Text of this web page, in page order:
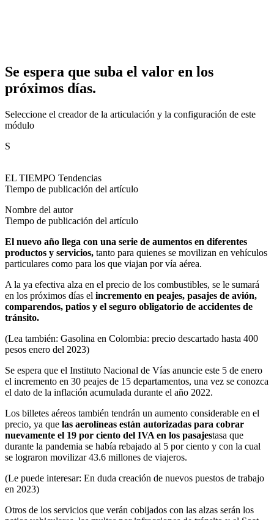
Se espera que suba el valor en los
próximos días.
Seleccione el creador de la articulación y la configuración de este
módulo
S
EL TIEMPO Tendencias
Tiempo de publicación del artículo
Nombre del autor
Tiempo de publicación del artículo
El nuevo año llega con una serie de aumentos en diferentes
productos y servicios, tanto para quienes se movilizan en vehículos
particulares como para los que viajan por vía aérea.
A la ya efectiva alza en el precio de los combustibles, se le sumará
en los próximos días el incremento en peajes, pasajes de avión,
comparendos, patios y el seguro obligatorio de accidentes de
tránsito.
(Lea también: Gasolina en Colombia: precio descartado hasta 400
pesos enero del 2023)
Se espera que el Instituto Nacional de Vías anuncie este 5 de enero
el incremento en 30 peajes de 15 departamentos, una vez se conozca
el dato de la inflación acumulada durante el año 2022.
Los billetes aéreos también tendrán un aumento considerable en el
precio, ya que las aerolíneas están autorizadas para cobrar
nuevamente el 19 por ciento del IVA en los pasajestasa que
durante la pandemia se había rebajado al 5 por ciento y con la cual
se lograron movilizar 43.6 millones de viajeros.
(Le puede interesar: En duda creación de nuevos puestos de trabajo
en 2023)
Otros de los servicios que verán cobijados con las alzas serán los